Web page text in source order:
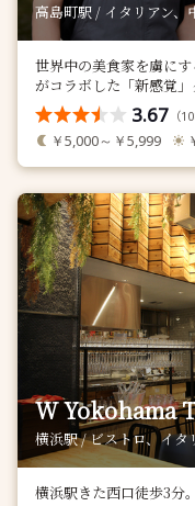
高島町駅 / イタリアン、
世界中の美食家を虜に
がコラボした「新感覚
3.67 （
￥5,000～￥5,999
W Yokohama
横浜駅 / ビストロ、イタ
横浜駅きた西口徒歩3分